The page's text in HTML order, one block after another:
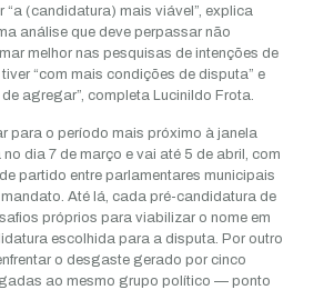
“a (candidatura) mais viável”, explica
análise que deve perpassar não
melhor nas pesquisas de intenções de
“com mais condições de disputa” e
agregar”, completa Lucinildo Frota.
para o período mais próximo à janela
dia 7 de março e vai até 5 de abril, com
partido entre parlamentares municipais
Até lá, cada pré-candidatura de
próprios para viabilizar o nome em
escolhida para a disputa. Por outro
o desgaste gerado por cinco
ao mesmo grupo político — ponto